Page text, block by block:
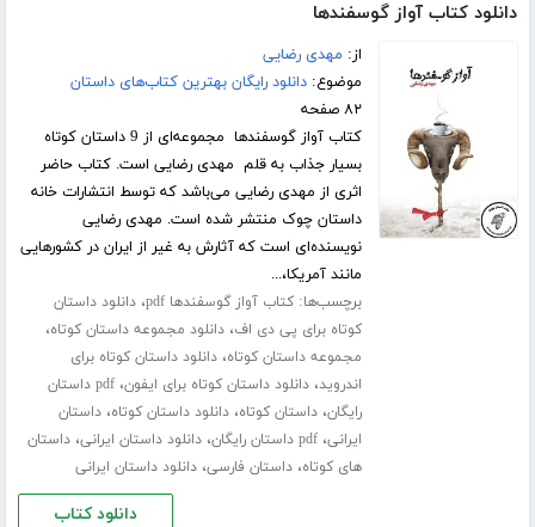
دانلود کتاب آواز گوسفندها
از: مهدی رضایی
موضوع:دانلود رایگان بهترین کتاب‌های داستان
۸۲ صفحه
کتاب آواز گوسفندها مجموعه‌ای از 9 داستان کوتاه
بسیار جذاب به قلم مهدی رضایی است. کتاب حاضر
اثری از مهدی رضایی می‌باشد که توسط انتشارات خانه
داستان چوک منتشر شده است. مهدی رضایی
نویسنده‌ای است که آثارش به غیر از ایران در کشورهایی
مانند آمریکا،...
برچسب‌ها:کتاب آواز گوسفندها pdf ،دانلود داستان
کوتاه برای پی دی اف،دانلود مجموعه داستان کوتاه،
مجموعه داستان کوتاه،دانلود داستان کوتاه برای
اندروید،دانلود داستان کوتاه برای ایفون،
pdf داستان
رایگان،داستان کوتاه،دانلود داستان کوتاه،داستان
ایرانی،pdf داستان رایگان ،دانلود داستان ایرانی،داستان
های کوتاه،داستان فارسی،دانلود داستان ایرانی
دانلود کتاب